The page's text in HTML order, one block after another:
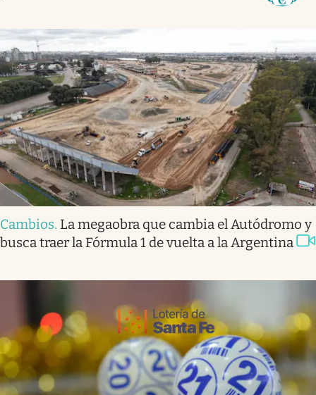
Cambios. La megaobra que cambia el Autódromo y
busca traer la Fórmula 1 de vuelta a la Argentina